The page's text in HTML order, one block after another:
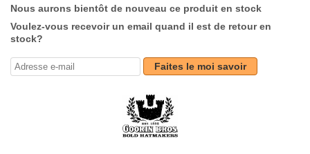
Nous aurons bientôt de nouveau ce produit en stock
Voulez-vous recevoir un email quand il est de retour en
stock?
Faites le moi savoir